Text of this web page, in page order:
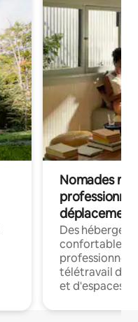
Nomades
déplacement
Des
confortables
professionnels
télétravail
et d'espaces